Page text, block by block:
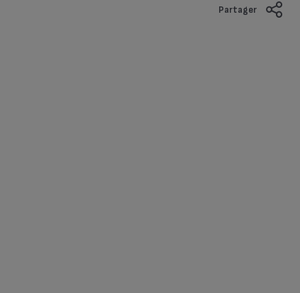
Partager